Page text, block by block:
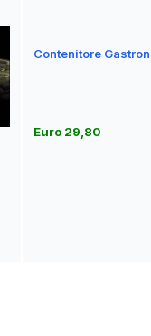
Contenitore
Euro 29,80